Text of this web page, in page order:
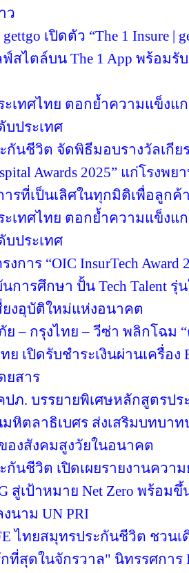
ว
เปิดตัว “The 1 Insure
สไตล์บน The 1 App พร้อมรั
เทศไทย ตอกย้ำความแข็งแ
บประเทศ
กันชีวิต จัดพิธีมอบรางวัลเกีย
Awards 2025” แก่โรง
ารที่เป็นเลิศในทุกมิติเพื่อลูก
เทศไทย ตอกย้ำความแข็งแ
บประเทศ
งการ “OIC InsurTech
การศึกษา ปั้น Tech Talent
งอุบัติใหม่แห่งอนาคต
– กรุงไทย – วีซ่า พลิกโฉม “
ย เปิดรับชำระเงินผ่านเครื่อ
ยสาร
ปภ. บรรยายพิเศษหลักสูตรป
หิตลาธิเบศร ส่งเสริมบทบา
องสังคมสูงวัยในอนาคต
กันชีวิต เปิดเผยรายงานควา
สู่เป้าหมาย Net Zero พร้อ
นาม UN PRI
ไทยสมุทรประกันชีวิต ชวนเ
กที่สุดในจักรวาล" นิทรรศการ